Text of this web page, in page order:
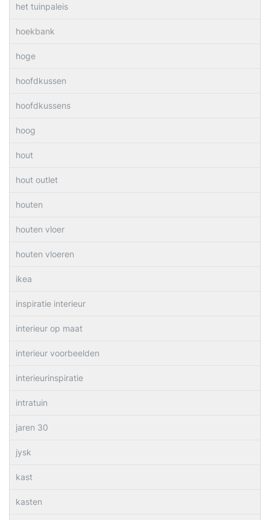
het tuinpaleis
hoekbank
hoge
hoofdkussen
hoofdkussens
hoog
hout
hout outlet
houten
houten vloer
houten vloeren
ikea
inspiratie interieur
interieur op maat
interieur voorbeelden
interieurinspiratie
intratuin
jaren 30
jysk
kast
kasten